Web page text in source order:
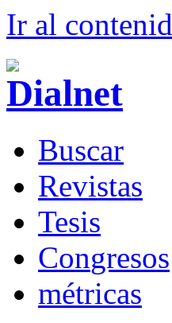
Ir al contenid
Buscar
Revistas
Tesis
Congresos
métricas